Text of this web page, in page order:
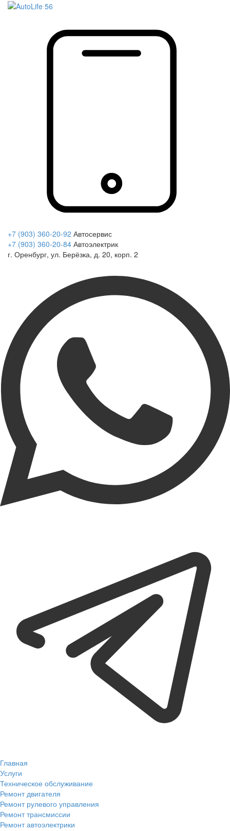
+7 (903) 360-20-92 Автосервис
+7 (903) 360-20-84 Автоэлектрик
г. Оренбург, ул. Берёзка, д. 20, корп. 2
Главная
Услуги
Техническое обслуживание
Ремонт двигателя
Ремонт рулевого управления
Ремонт трансмиссии
Ремонт автоэлектрики